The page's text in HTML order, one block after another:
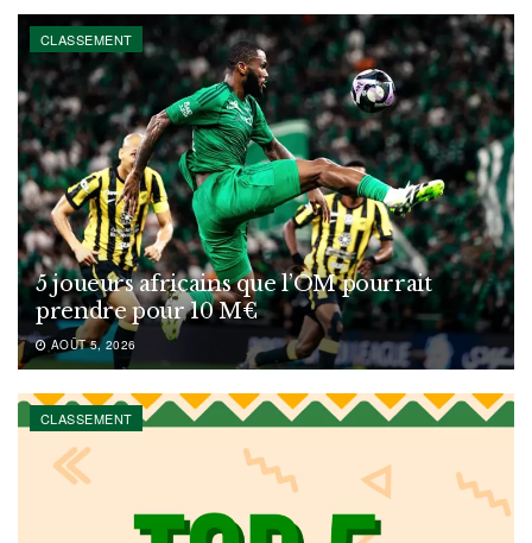
CLASSEMENT
5 joueurs africains que l’OM pourrait
prendre pour 10 M€
AOÛT 5, 2026
CLASSEMENT